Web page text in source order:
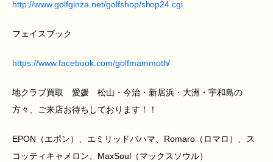
http://www.golfginza.net/golfshop/shop24.cgi
フェイスブック
https://www.facebook.com/golfmammoth/
地クラブ買取 愛媛 松山・今治・新居浜・大洲・宇和島の
方々、ご来店お待ちしております！！
EPON（エポン）、エミリッドバハマ、Romaro（ロマロ）、ス
コッティキャメロン、MaxSoul（マックスソウル）